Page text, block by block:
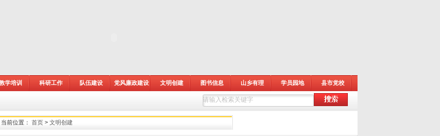
学培训 科研工作 队伍建设 党风廉政建设 文明创建 图书信息 山乡有理 学员园地 县市党校
当前位置： 首页 > 文明创建